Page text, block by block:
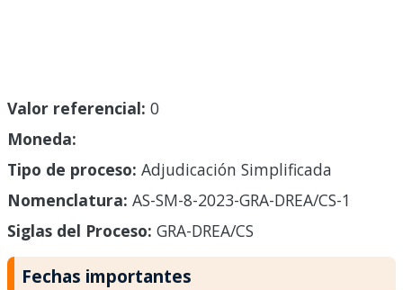
Valor referencial: 0
Moneda:
Tipo de proceso: Adjudicación Simplificada
Nomenclatura: AS-SM-8-2023-GRA-DREA/CS-1
Siglas del Proceso: GRA-DREA/CS
Fechas importantes